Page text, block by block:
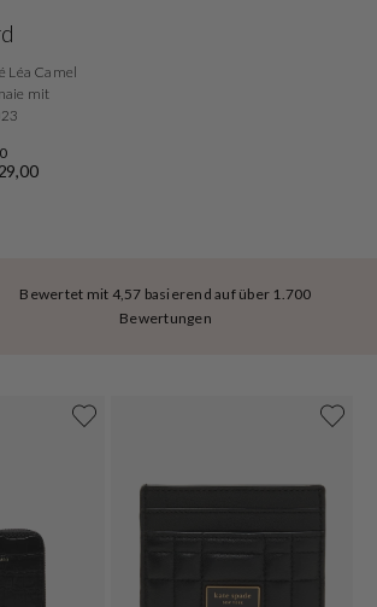
Bewertet mit 4,57 basierend auf über 1.700
Bewertungen
Léa Camel
mit